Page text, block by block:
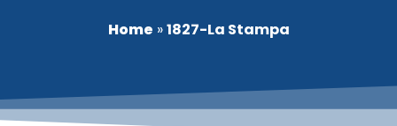
Home »1827-La Stampa